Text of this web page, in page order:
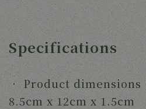
Specifications
‧ Product dimensions
8.5cm x 12cm x 1.5cm